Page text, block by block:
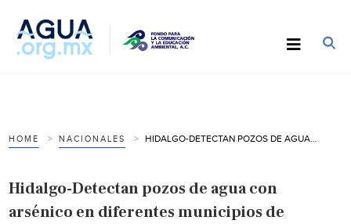
HOME NACIONALES
Hidalgo-Detectan pozos de agua con
arsénico en diferentes municipios de